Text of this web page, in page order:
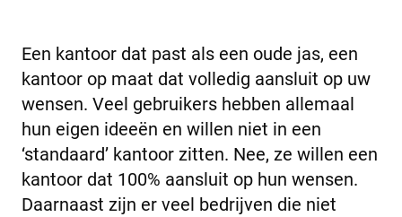
Een kantoor dat past als een oude jas, een
kantoor op maat dat volledig aansluit op uw
wensen. Veel gebruikers hebben allemaal
hun eigen ideeën en willen niet in een
‘standaard’ kantoor zitten. Nee, ze willen een
kantoor dat 100% aansluit op hun wensen.
Daarnaast zijn er veel bedrijven die niet